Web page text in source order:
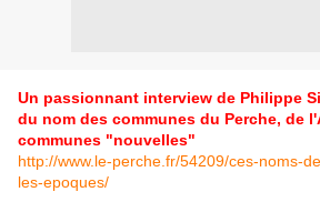
Un passionnant interview de Philippe
du nom des communes du Perche, de
communes "nouvelles"
http://www.le-perche.fr/54209/ces-noms-
les-epoques/